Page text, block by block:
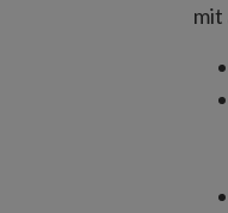
mit